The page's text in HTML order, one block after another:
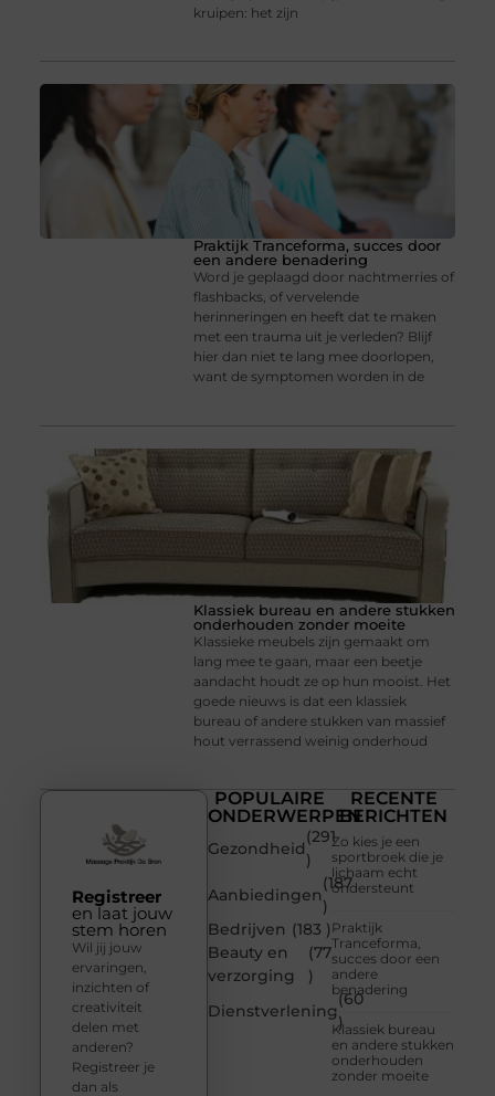
kruipen: het zijn
Praktijk Tranceforma, succes door
een andere benadering
Word je geplaagd door nachtmerries of
flashbacks, of vervelende
herinneringen en heeft dat te maken
met een trauma uit je verleden? Blijf
hier dan niet te lang mee doorlopen,
want de symptomen worden in de
Klassiek bureau en andere stukken
onderhouden zonder moeite
Klassieke meubels zijn gemaakt om
lang mee te gaan, maar een beetje
aandacht houdt ze op hun mooist. Het
goede nieuws is dat een klassiek
bureau of andere stukken van massief
hout verrassend weinig onderhoud
POPULAIRE
ONDERWERPEN
Gezondheid
(291
)
Aanbiedingen
(187
)
Bedrijven (183 )
Beauty en
verzorging
(77
)
Dienstverlening
(60
)
RECENTE
BERICHTEN
Zo kies je een
sportbroek die je
lichaam echt
ondersteunt
Praktijk
Tranceforma,
succes door een
andere
benadering
Klassiek bureau
en andere stukken
onderhouden
zonder moeite
Registreer
en laat jouw
stem horen
Wil jij jouw
ervaringen,
inzichten of
creativiteit
delen met
anderen?
Registreer je
dan als